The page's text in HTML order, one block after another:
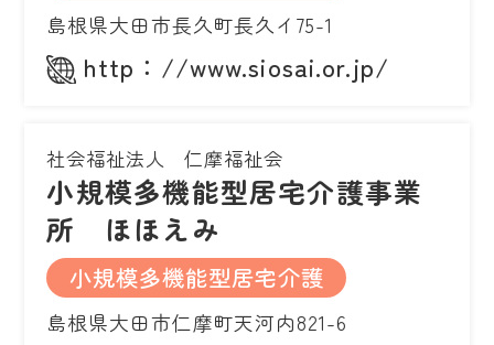
島根県大田市長久町長久イ75-1
http：//www.siosai.or.jp/
社会福祉法人 仁摩福祉会
小規模多機能型居宅介護事業
所 ほほえみ
小規模多機能型居宅介護
島根県大田市仁摩町天河内821-6